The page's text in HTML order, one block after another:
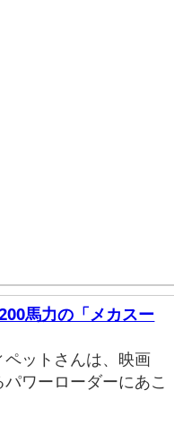
馬力の「メカスー
ットさんは、映画
ワーローダーにあこ